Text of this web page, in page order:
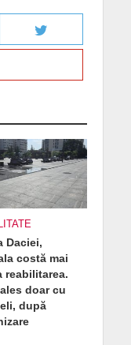
Daciei,
costă mai
reabilitarea.
doar cu
după